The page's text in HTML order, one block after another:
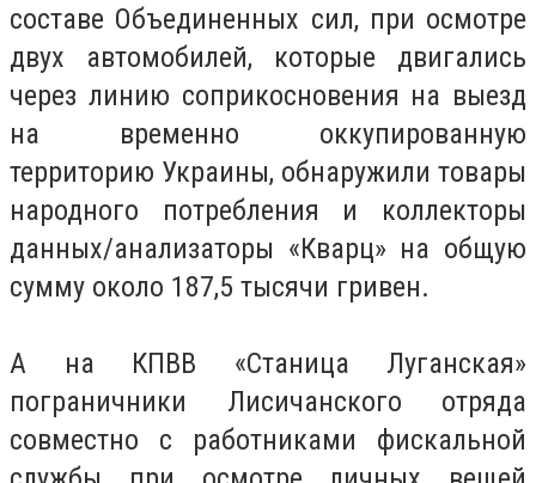
составе Объединенных сил, при осмотре
двух автомобилей, которые двигались
через линию соприкосновения на выезд
на временно оккупированную
территорию Украины, обнаружили товары
народного потребления и коллекторы
данных/анализаторы «Кварц» на общую
сумму около 187,5 тысячи гривен.
А на КПВВ «Станица Луганская»
пограничники Лисичанского отряда
совместно с работниками фискальной